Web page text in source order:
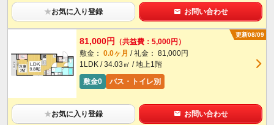
★お気に入り登録 お問い合わせ
更新08/09
81,000円
（共益費：5,000円）
敷金： 0.0ヶ月 / 礼金： 81,000円
1LDK / 34.03㎡ / 地上1階
敷金0
バス・トイレ別
★お気に入り登録 お問い合わせ